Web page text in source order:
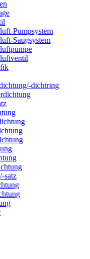
Pumpsystem
Saugsystem
dichtring
satz